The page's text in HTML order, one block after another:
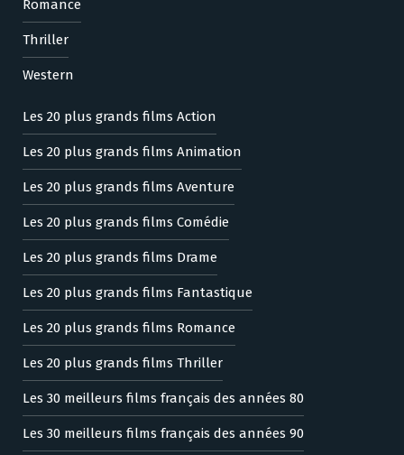
Romance
Thriller
Western
Les 20 plus grands films Action
Les 20 plus grands films Animation
Les 20 plus grands films Aventure
Les 20 plus grands films Comédie
Les 20 plus grands films Drame
Les 20 plus grands films Fantastique
Les 20 plus grands films Romance
Les 20 plus grands films Thriller
Les 30 meilleurs films français des années 80
Les 30 meilleurs films français des années 90